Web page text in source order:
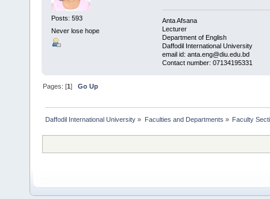
Posts: 593
Never lose hope
Anta Afsana
Lecturer
Department of English
Daffodil International University
email id: anta.eng@diu.edu.bd
Contact number: 07134195331
Pages: [1]Go Up
Daffodil International University » Faculties and Departments » Faculty